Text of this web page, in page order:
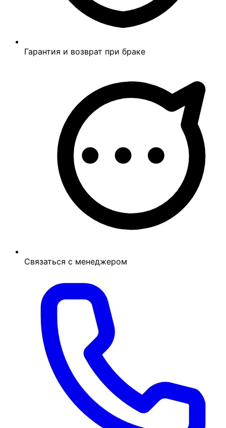
Гарантия и возврат при браке
Связаться с менеджером